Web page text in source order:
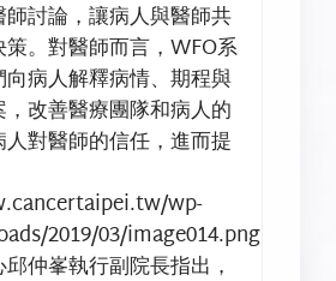
討論，讓病人與醫師共
。對醫師而言，WFO系
病人解釋病情、期程與
改善醫療團隊和病人的
對醫師的信任，進而提
wp-
2019/03/image014.png
仲峯執行副院長指出，